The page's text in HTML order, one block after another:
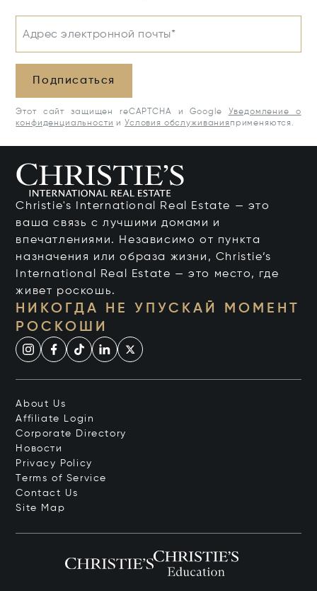
Адрес электронной почты*
Подписаться
Этот сайт защищен reCAPTCHA и Google
Уведомление о
конфиденциальности и Условия обслуживания применяются.
Christie's International Real Estate — это
ваша связь с лучшими домами и
впечатлениями. Независимо от пункта
назначения или образа жизни, Christie’s
International Real Estate — это место, где
живет роскошь.
НИКОГДА НЕ УПУСКАЙ МОМЕНТ
РОСКОШИ
About Us
Affiliate Login
Corporate Directory
Новости
Privacy Policy
Terms of Service
Contact Us
Site Map